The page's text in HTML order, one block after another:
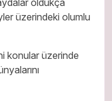
üzerindeki olumlu
konular üzerinde